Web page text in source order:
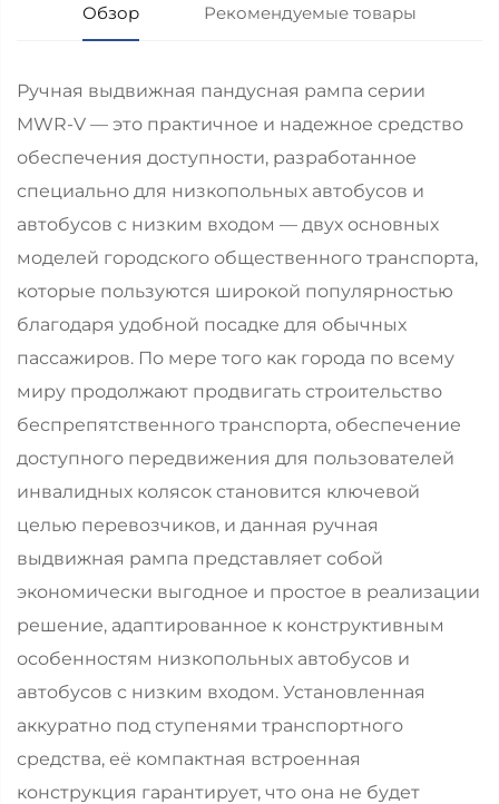
Обзор Рекомендуемые товары
Ручная выдвижная пандусная рампа серии
MWR-V — это практичное и надежное средство
обеспечения доступности, разработанное
специально для низкопольных автобусов и
автобусов с низким входом — двух основных
моделей городского общественного транспорта,
которые пользуются широкой популярностью
благодаря удобной посадке для обычных
пассажиров. По мере того как города по всему
миру продолжают продвигать строительство
беспрепятственного транспорта, обеспечение
доступного передвижения для пользователей
инвалидных колясок становится ключевой
целью перевозчиков, и данная ручная
выдвижная рампа представляет собой
экономически выгодное и простое в реализации
решение, адаптированное к конструктивным
особенностям низкопольных автобусов и
автобусов с низким входом. Установленная
аккуратно под ступенями транспортного
средства, её компактная встроенная
конструкция гарантирует, что она не будет